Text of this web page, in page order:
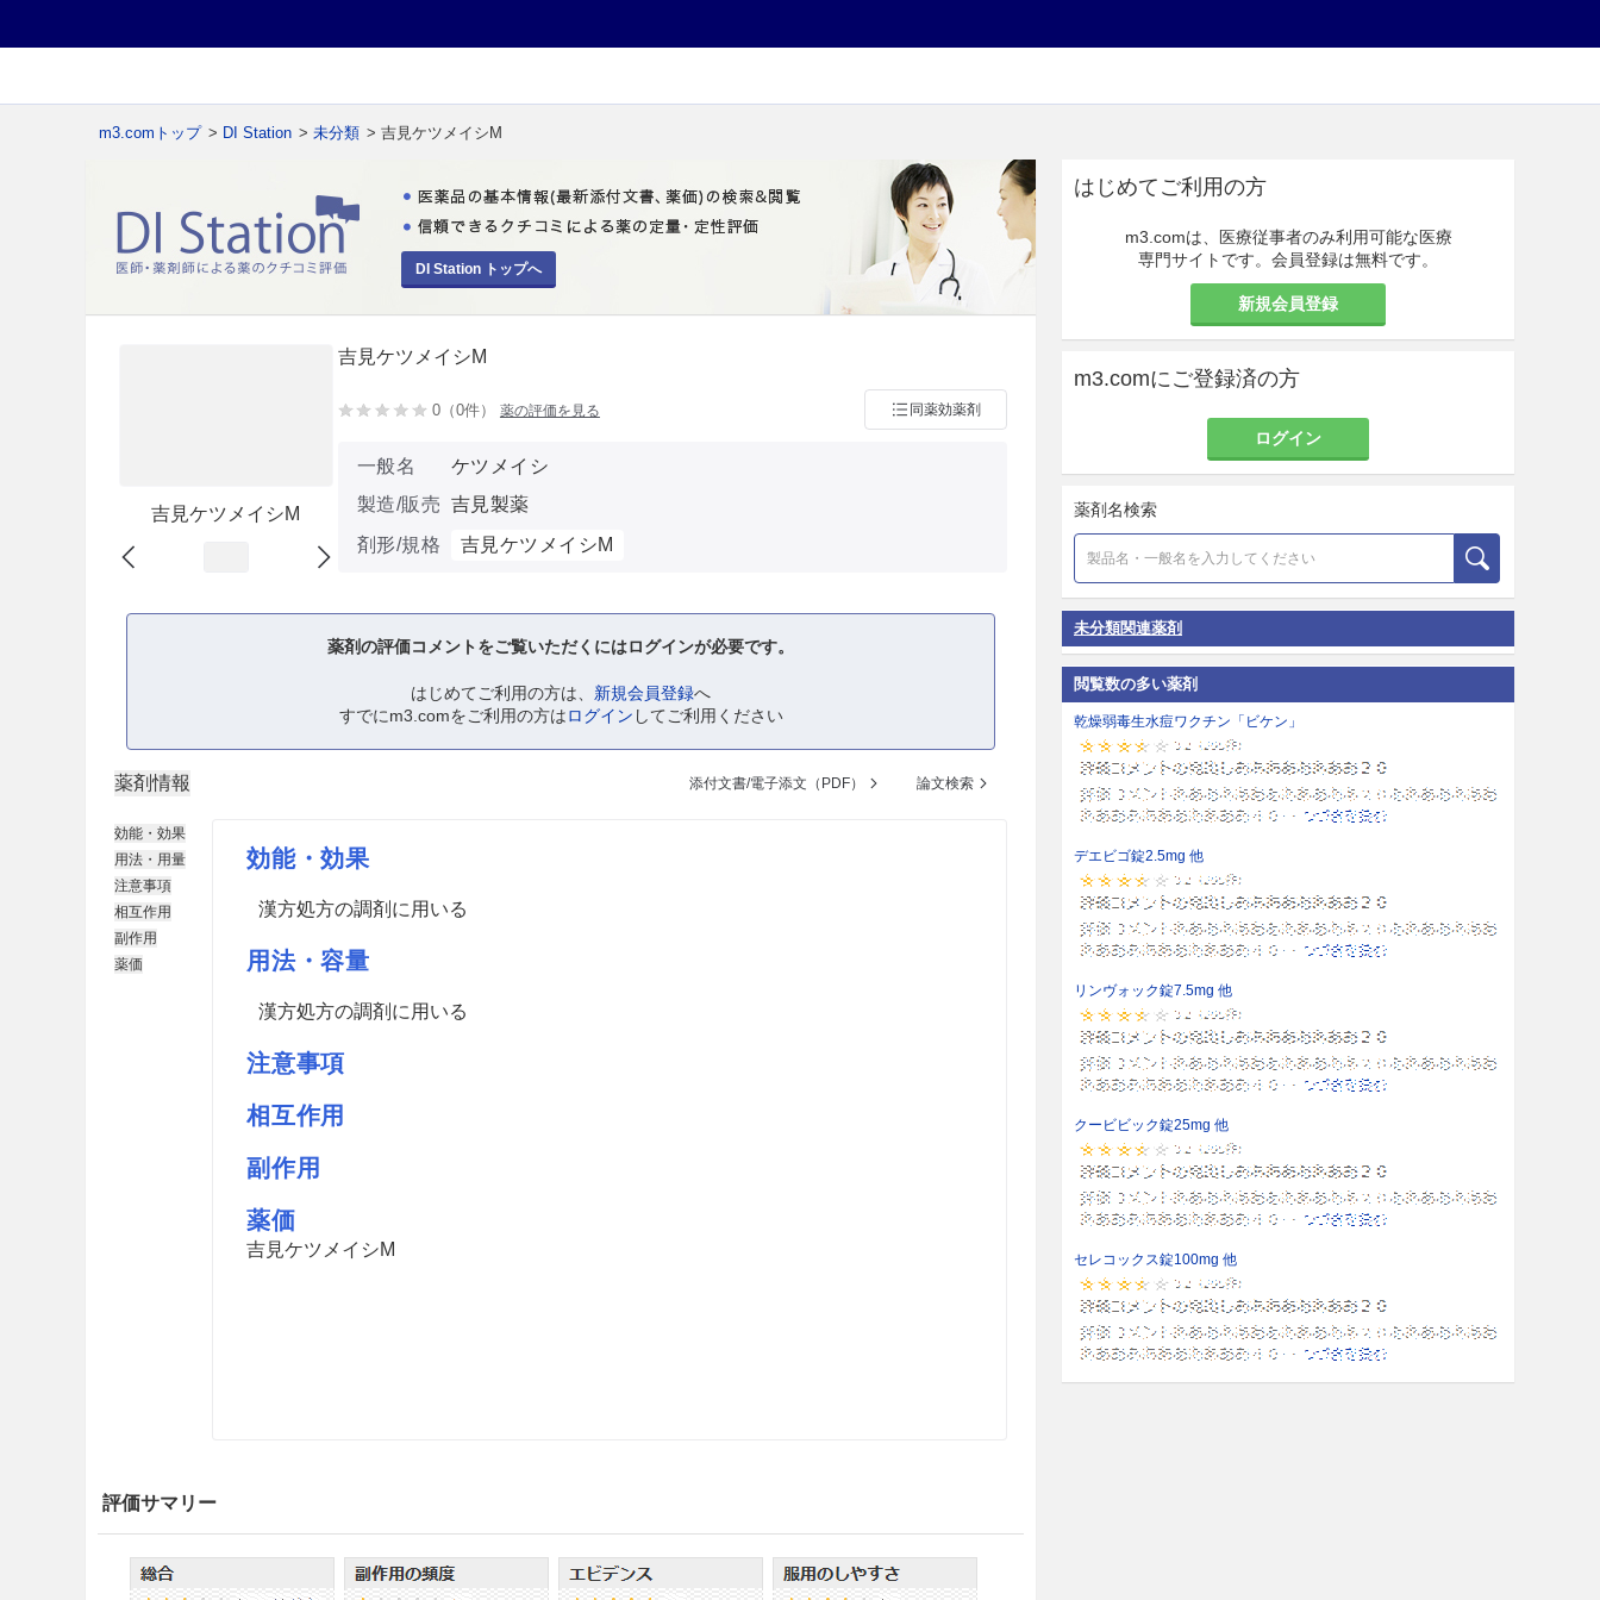
m3.comトップ > DI Station > 未分類 > 吉見ケツメイシM
DI Station トップへ
吉見ケツメイシM
吉見ケツメイシM
0（0件） 薬の評価を見る 同薬効薬剤
一般名
ケツメイシ
製造/販売 吉見製薬
剤形/規格
吉見ケツメイシM
薬剤の評価コメントをご覧いただくにはログインが必要です。
はじめてご利用の方は、 新規会員登録へ
すでにm3.comをご利用の方はログイン してご利用ください
薬剤情報 添付文書/電子添文（PDF） 論文検索
効能・効果
用法・用量
注意事項
相互作用
副作用
薬価
効能・効果
漢方処方の調剤に用いる
用法・容量
漢方処方の調剤に用いる
注意事項
相互作用
副作用
薬価
吉見ケツメイシM
評価サマリー
はじめてご利用の方
m3.comは、医療従事者のみ利用可能な医療
専門サイトです。会員登録は無料です。
新規会員登録
m3.comにご登録済の方
ログイン
薬剤名検索
未分類関連薬剤
閲覧数の多い薬剤
乾燥弱毒生水痘ワクチン「ビケン」
デエビゴ錠2.5mg 他
リンヴォック錠7.5mg 他
クービビック錠25mg 他
セレコックス錠100mg 他